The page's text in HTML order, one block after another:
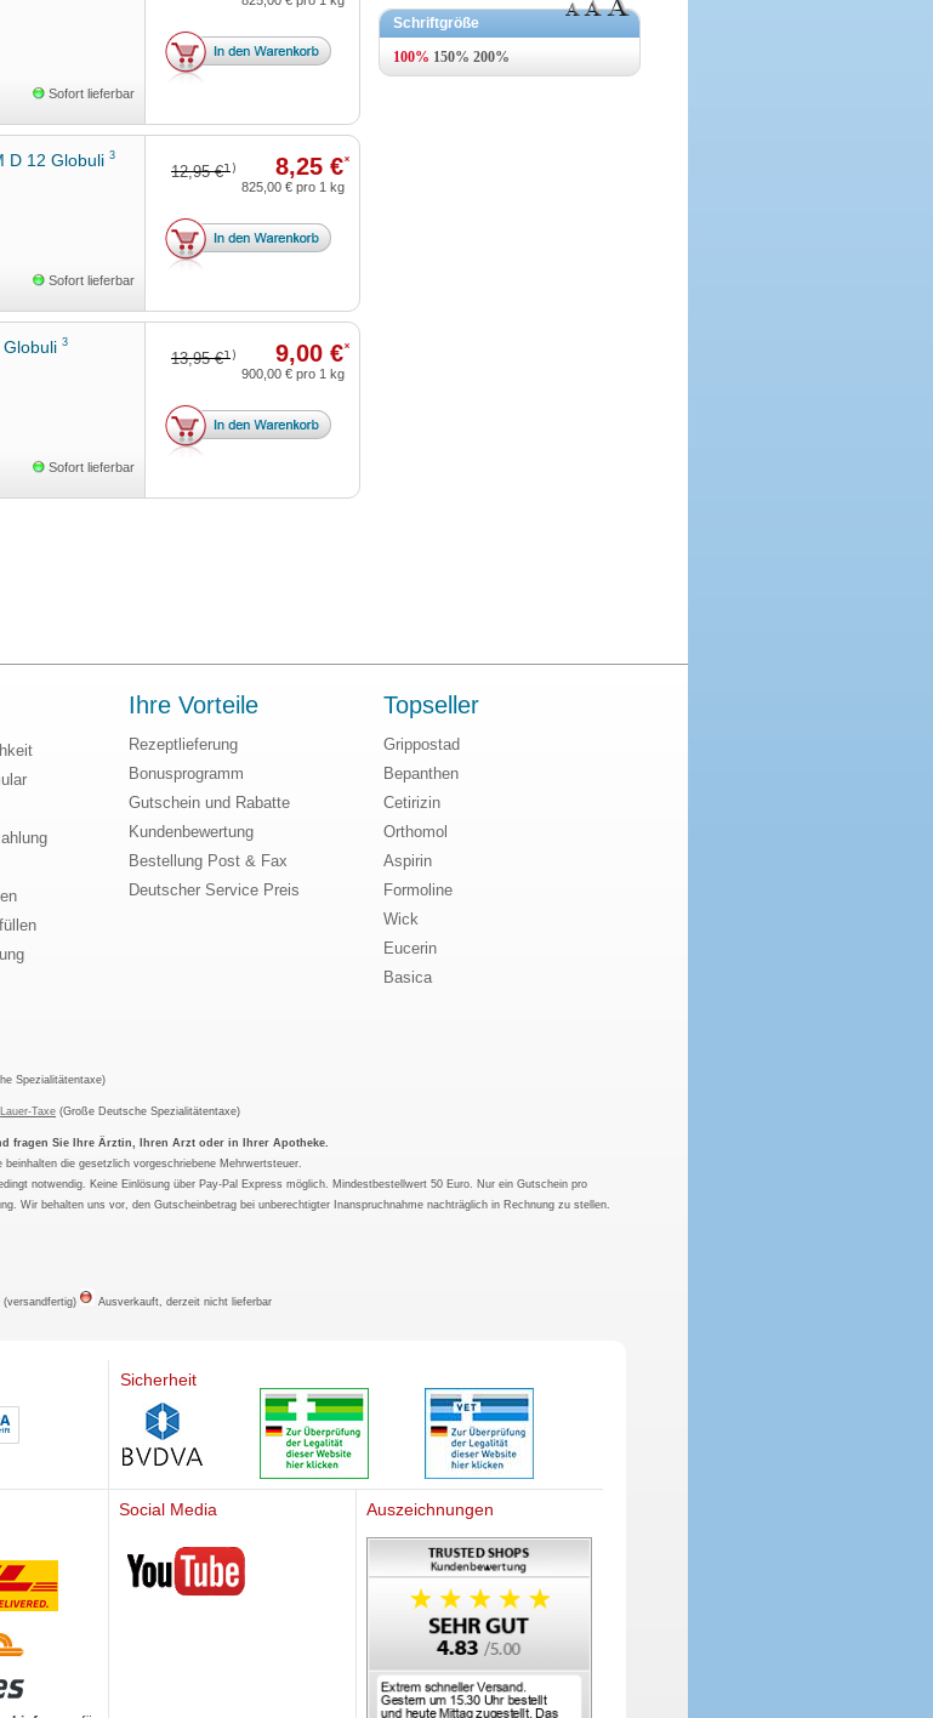
Sofort lieferbar
D 12 Globuli3
Sofort lieferbar
12,95 €1) 8,25 €*
825,00 € pro 1 kg
Globuli3
Sofort lieferbar
13,95 €1) 9,00 €*
900,00 € pro 1 kg
Schriftgröße
Ihre Vorteile
Rezeptlieferung
Bonusprogramm
Gutschein und Rabatte
Kundenbewertung
Bestellung Post & Fax
Deutscher Service Preis
Topseller
Grippostad
Bepanthen
Cetirizin
Orthomol
Aspirin
Formoline
Wick
Eucerin
Basica
Spezialitätentaxe)
Lauer-Taxe (Große Deutsche Spezialitätentaxe)
fragen Sie Ihre Ärztin, Ihren Arzt oder in Ihrer Apotheke.
die gesetzlich vorgeschriebene Mehrwertsteuer.
notwendig. Keine Einlösung über Pay-Pal Express möglich. Mindestbestellwert 50 Euro. Nur ein Gutschein pro
Wir behalten uns vor, den Gutscheinbetrag bei unberechtigter Inanspruchnahme nachträglich in Rechnung zu stellen.
(versandfertig) Ausverkauft, derzeit nicht lieferbar
Sicherheit
Social Media
Mediherz
Auszeichnungen